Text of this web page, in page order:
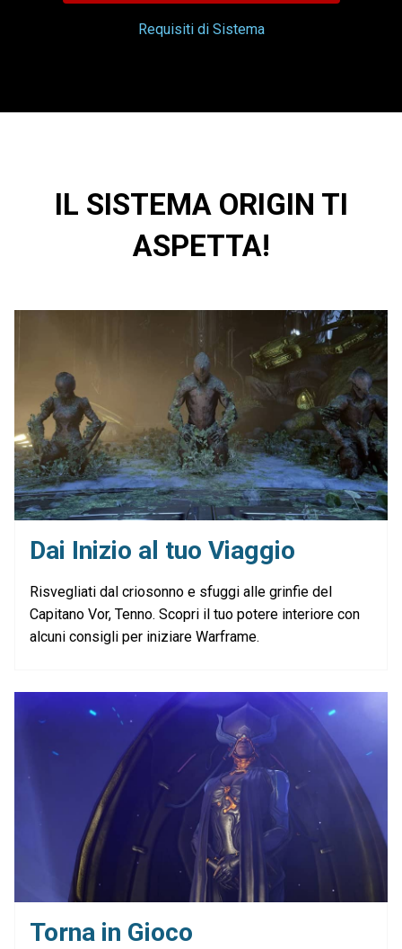
Requisiti di Sistema
IL SISTEMA ORIGIN TI
ASPETTA!
Dai Inizio al tuo Viaggio
Risvegliati dal criosonno e sfuggi alle grinfie del
Capitano Vor, Tenno. Scopri il tuo potere interiore con
alcuni consigli per iniziare Warframe.
Torna in Gioco